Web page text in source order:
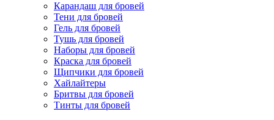
Карандаш для бровей
Тени для бровей
Гель для бровей
Тушь для бровей
Наборы для бровей
Краска для бровей
Щипчики для бровей
Хайлайтеры
Бритвы для бровей
Тинты для бровей